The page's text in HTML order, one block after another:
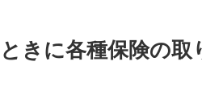
きに各種保険の取